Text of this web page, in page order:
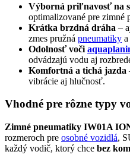
Výborná priľnavosť na
optimalizované pre zimné
Krátka brzdná dráha –
zmes pružná pneumatiky
Odolnosť voči
odvádzajú vodu aj
Komfortná a tichá jazda
vibrácie aj hlučnosť.
Vhodné pre rôzne typy
Zimné pneumatiky IW01A
rozmeroch pre osobné vozidlá,
každý vodič, ktorý chce bez